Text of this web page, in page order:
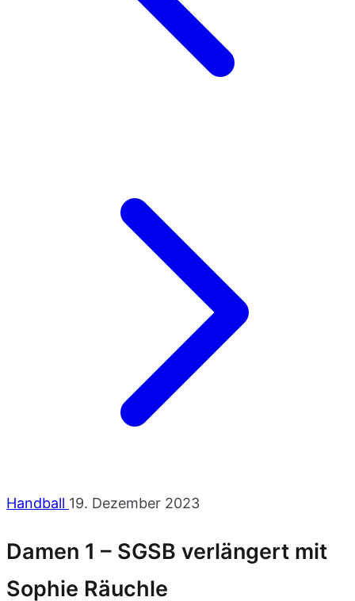
Handball 19. Dezember 2023
Damen 1 – SGSB verlängert mit
Sophie Räuchle